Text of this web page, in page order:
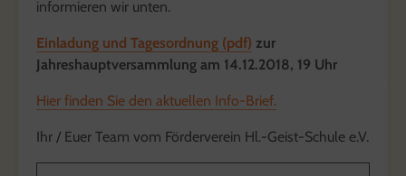
informieren wir unten.
Einladung und Tagesordnung (pdf) zur
Jahreshauptversammlung am 14.12.2018, 19 Uhr
Hier finden Sie den aktuellen Info-Brief.
Ihr / Euer Team vom Förderverein Hl.-Geist-Schule e.V.